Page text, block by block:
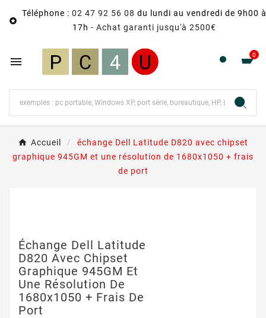

Téléphone : 02 47 92 56 08 du lundi au vendredi de 9h00 à
17h - Achat garanti jusqu'à 2500€
 0
Accueil
échange Dell Latitude D820 avec chipset
graphique 945GM et une résolution de 1680x1050 + frais
de port
Échange Dell Latitude
D820 Avec Chipset
Graphique 945GM Et
Une Résolution De
1680x1050 + Frais De
Port